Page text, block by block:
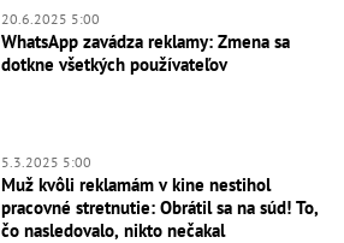
20.6.2025 5:00
WhatsApp zavádza reklamy: Zmena sa
dotkne všetkých používateľov
5.3.2025 5:00
Muž kvôli reklamám v kine nestihol
pracovné stretnutie: Obrátil sa na súd! To,
čo nasledovalo, nikto nečakal